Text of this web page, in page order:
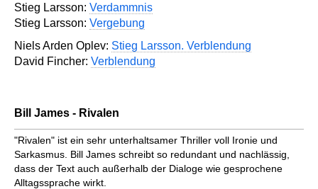
Stieg Larsson: Verdammnis
Stieg Larsson: Vergebung
Niels Arden Oplev: Stieg Larsson. Verblendung
David Fincher: Verblendung
Bill James - Rivalen
"Rivalen" ist ein sehr unterhaltsamer Thriller voll Ironie und
Sarkasmus. Bill James schreibt so redundant und nachlässig,
dass der Text auch außerhalb der Dialoge wie gesprochene
Alltagssprache wirkt.